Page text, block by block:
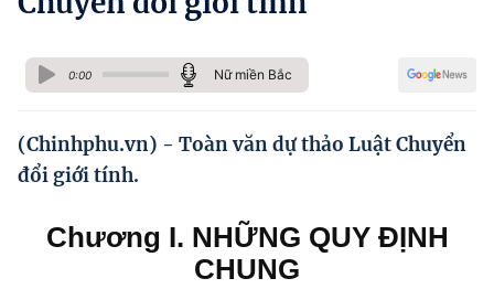
Người dân góp ý
Doanh nghiệp hiến kế
Hướng dẫn thực hiện chính sách
Ocop và chuỗi giá trị Nông sản
0:00 Nữ miền Bắc
(Chinhphu.vn) - Toàn văn dự thảo Luật Chuyển
đổi giới tính.
Chương I. NHỮNG QUY ĐỊNH
CHUNG